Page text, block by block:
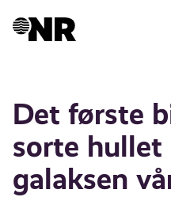
Det første
sorte hullet
galaksen